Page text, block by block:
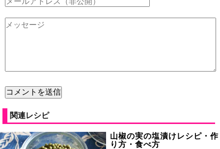
関連レシピ
山椒の実の塩漬けレシピ・作
り方・食べ方